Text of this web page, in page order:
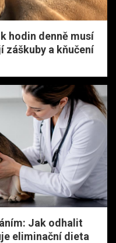
hodin denně musí
záškuby a kňučení
Jak odhalit
eliminační dieta